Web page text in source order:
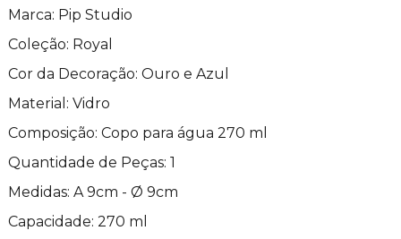
Marca: Pip Studio
Coleção: Royal
Cor da Decoração: Ouro e Azul
Material: Vidro
Composição: Copo para água 270 ml
Quantidade de Peças: 1
Medidas: A 9cm - Ø 9cm
Capacidade: 270 ml